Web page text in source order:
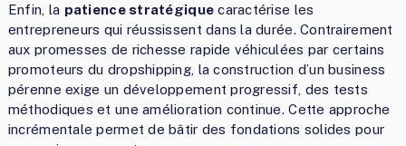
Enfin, la patience stratégique caractérise les
entrepreneurs qui réussissent dans la durée. Contrairement
aux promesses de richesse rapide véhiculées par certains
promoteurs du dropshipping, la construction d’un business
pérenne exige un développement progressif, des tests
méthodiques et une amélioration continue. Cette approche
incrémentale permet de bâtir des fondations solides pour